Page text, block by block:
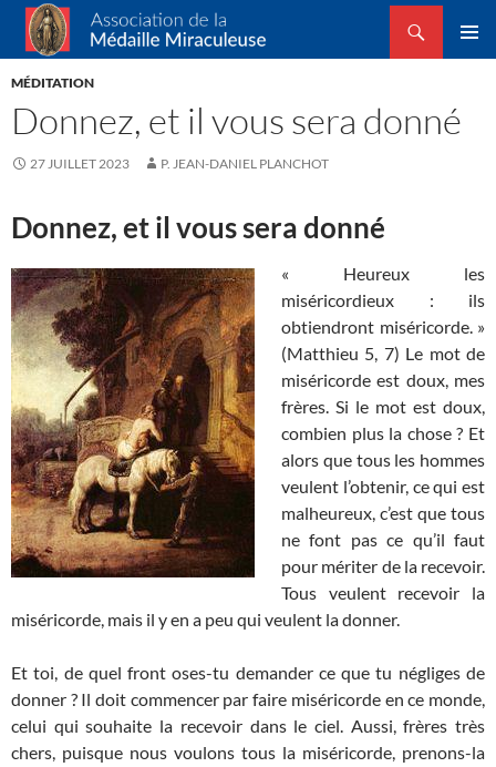
Association de la Médaille Miraculeuse
Recherche
ALLER
AU
MÉDITATION
Donnez, et il vous sera donné
27 JUILLET 2023 P. JEAN-DANIEL PLANCHOT
Donnez, et il vous sera donné
« Heureux les
miséricordieux : ils
obtiendront miséricorde. »
(Matthieu 5, 7) Le mot de
miséricorde est doux, mes
frères. Si le mot est doux,
combien plus la chose ? Et
alors que tous les hommes
veulent l’obtenir, ce qui est
malheureux, c’est que tous
ne font pas ce qu’il faut
pour mériter de la recevoir.
Tous veulent recevoir la
miséricorde, mais il y en a peu qui veulent la donner.
Et toi, de quel front oses-tu demander ce que tu négliges de
donner ? Il doit commencer par faire miséricorde en ce monde,
celui qui souhaite la recevoir dans le ciel. Aussi, frères très
chers, puisque nous voulons tous la miséricorde, prenons-la